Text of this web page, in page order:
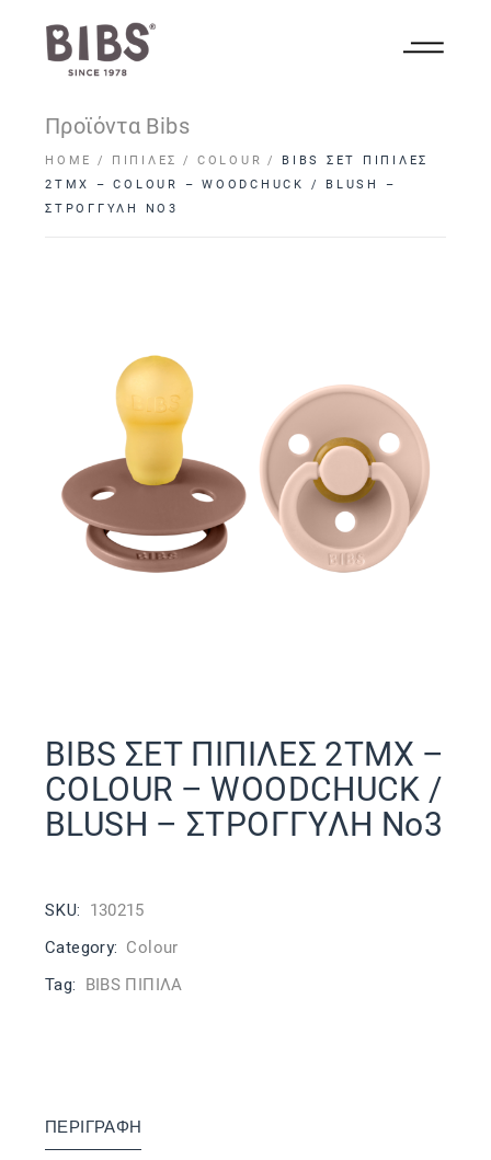
Προϊόντα Bibs
HOME ΠΙΠΊΛΕΣ COLOUR
BIBS ΣΕΤ ΠΙΠΙΛΕΣ
2ΤΜΧ – COLOUR – WOODCHUCK / BLUSH –
ΣΤΡΟΓΓΥΛΗ NO3
BIBS ΣΕΤ ΠΙΠΙΛΕΣ 2ΤΜΧ –
COLOUR – WOODCHUCK /
BLUSH – ΣΤΡΟΓΓΥΛΗ No3
SKU: 130215
Category: Colour
Tag: BIBS ΠΙΠΙΛΑ
ΠΕΡΙΓΡΑΦΉ